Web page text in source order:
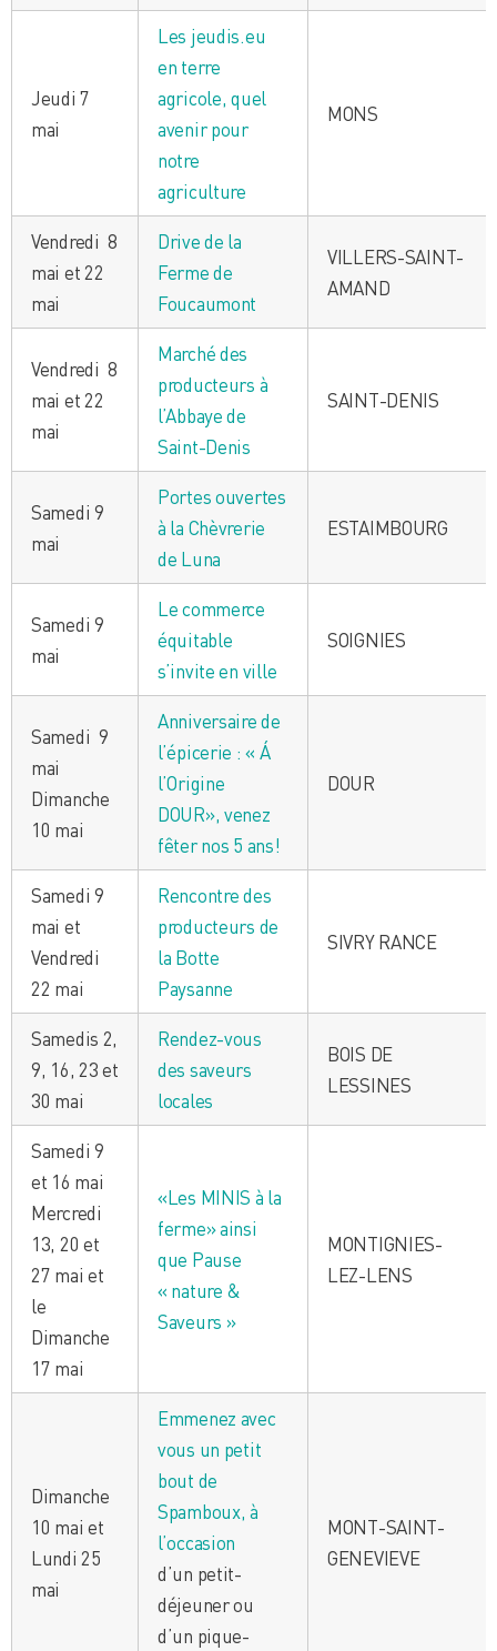
Jeudi 7
mai
Les jeudis.eu
en terre
agricole, quel
avenir pour
notre
agriculture
MONS
Vendredi 8
mai et 22
mai
Drive de la
Ferme de
Foucaumont
VILLERS-SAINT-
AMAND
Vendredi 8
mai et 22
mai
Marché des
producteurs à
l’Abbaye de
Saint-Denis
SAINT-DENIS
Samedi 9
mai
Portes ouvertes
à la Chèvrerie
de Luna
ESTAIMBOURG
Samedi 9
mai
Le commerce
équitable
s’invite en ville
SOIGNIES
Samedi 9
mai
Dimanche
10 mai
Anniversaire de
l’épicerie : « Á
l’Origine
DOUR», venez
fêter nos 5 ans!
DOUR
Samedi 9
mai et
Vendredi
22 mai
Rencontre des
producteurs de
la Botte
Paysanne
SIVRY RANCE
Samedis 2,
9, 16, 23 et
30 mai
Rendez-vous
des saveurs
locales
BOIS DE
LESSINES
Samedi 9
et 16 mai
Mercredi
13, 20 et
27 mai et
le
Dimanche
17 mai
«Les MINIS à la
ferme» ainsi
que Pause
« nature &
Saveurs »
MONTIGNIES-
LEZ-LENS
Dimanche
10 mai et
Lundi 25
mai
Emmenez avec
vous un petit
bout de
Spamboux, à
l’occasion
d’un petit-
déjeuner ou
d’un pique-
MONT-SAINT-
GENEVIEVE